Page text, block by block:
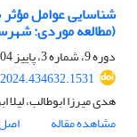
شناسایی عوامل
(مطالعه موردی:‌
دوره 9، شماره 3، پاییز 1404، صفحه
هدی میرزا ابوطالب،
مشاهده مقاله